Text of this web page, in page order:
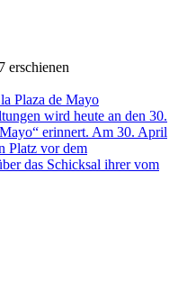
erschienen
Plaza de Mayo
wird heute an den 30.
erinnert. Am 30. April
Platz vor dem
das Schicksal ihrer vom